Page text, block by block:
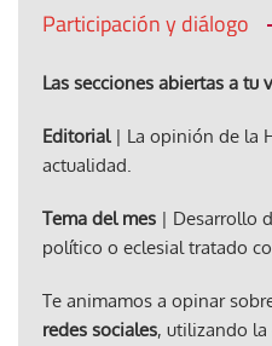
Participación y diálogo
Las secciones abiertas a tu
Editorial| La opinión de la
actualidad.
Tema del mes | Desarrollo
político o eclesial tratado
Te animamos a opinar
redes sociales, utilizando la